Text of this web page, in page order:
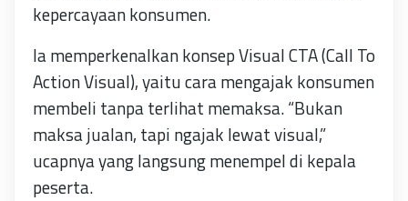
kepercayaan konsumen.
Ia memperkenalkan konsep Visual CTA (Call To
Action Visual), yaitu cara mengajak konsumen
membeli tanpa terlihat memaksa. “Bukan
maksa jualan, tapi ngajak lewat visual,”
ucapnya yang langsung menempel di kepala
peserta.